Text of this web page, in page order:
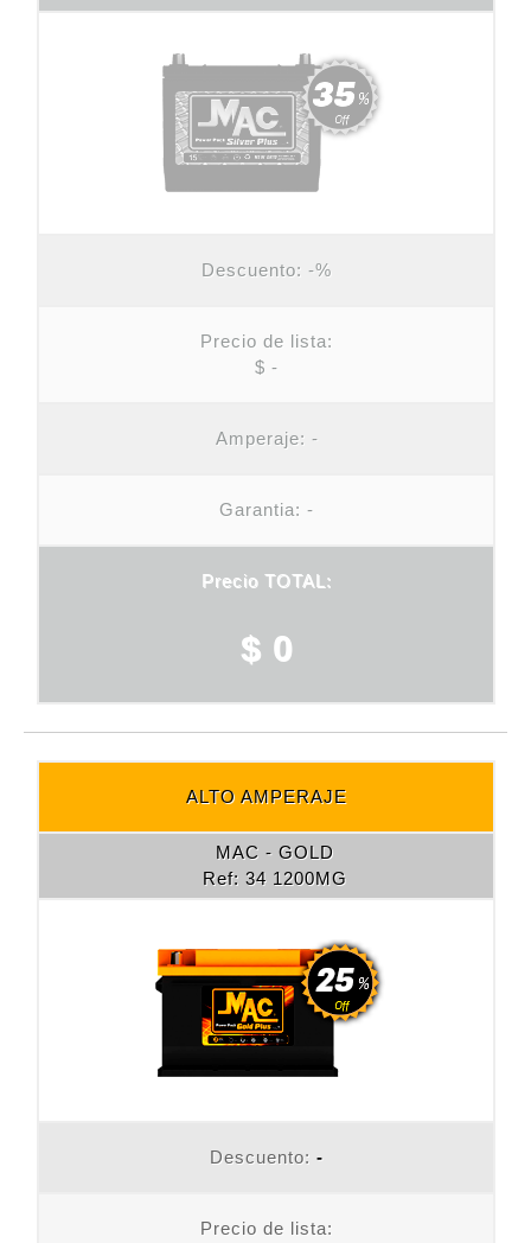
Descuento: -%
Precio de lista:
$ -
Amperaje: -
Garantia: -
Precio TOTAL:
$ 0
ALTO AMPERAJE
MAC - GOLD
Ref: 34 1200MG
Descuento: -
Precio de lista: